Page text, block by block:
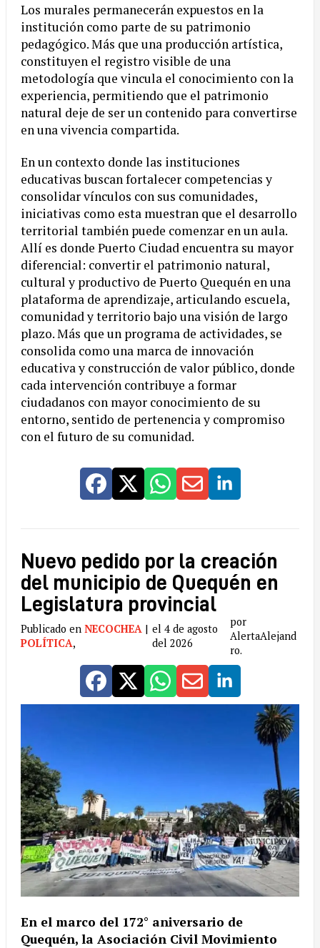
Los murales permanecerán expuestos en la
institución como parte de su patrimonio
pedagógico. Más que una producción artística,
constituyen el registro visible de una
metodología que vincula el conocimiento con la
experiencia, permitiendo que el patrimonio
natural deje de ser un contenido para convertirse
en una vivencia compartida.
En un contexto donde las instituciones
educativas buscan fortalecer competencias y
consolidar vínculos con sus comunidades,
iniciativas como esta muestran que el desarrollo
territorial también puede comenzar en un aula.
Allí es donde Puerto Ciudad encuentra su mayor
diferencial: convertir el patrimonio natural,
cultural y productivo de Puerto Quequén en una
plataforma de aprendizaje, articulando escuela,
comunidad y territorio bajo una visión de largo
plazo. Más que un programa de actividades, se
consolida como una marca de innovación
educativa y construcción de valor público, donde
cada intervención contribuye a formar
ciudadanos con mayor conocimiento de su
entorno, sentido de pertenencia y compromiso
con el futuro de su comunidad.
Nuevo pedido por la creación
del municipio de Quequén en
Legislatura provincial
Publicado en NECOCHEA |
POLÍTICA,
el 4 de agosto
del 2026
por
AlertaAlejand
ro.
En el marco del 172° aniversario de
Quequén, la Asociación Civil Movimiento